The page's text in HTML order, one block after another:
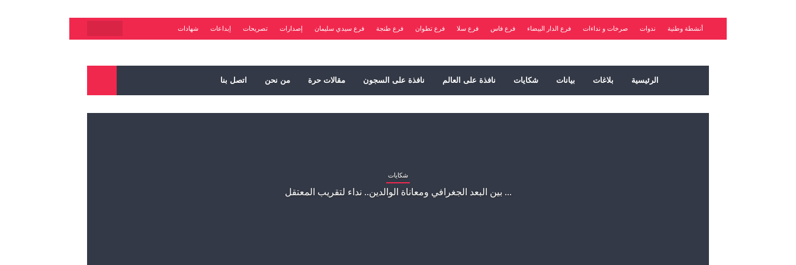
أنشطة وطنية ندوات صرخات و نداءات فرع الدار البيضاء فرع فاس فرع سلا فرع تطوان فرع طنجة فرع سيدي سليمان إصدارات تصريحات إبداعات شهادات
الرئيسية بلاغات بيانات شكايات نافذة على العالم نافذة على السجون مقالات حرة من نحن اتصل بنا
شكايات
بين البعد الجغرافي ومعاناة الوالدين.. نداء لتقريب المعتقل ...